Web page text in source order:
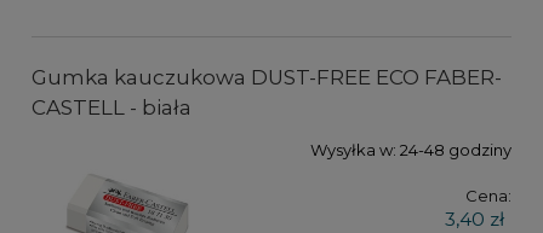
Gumka kauczukowa DUST-FREE ECO FABER-
CASTELL - biała
Wysyłka w: 24-48 godziny
Cena:
3,40 zł